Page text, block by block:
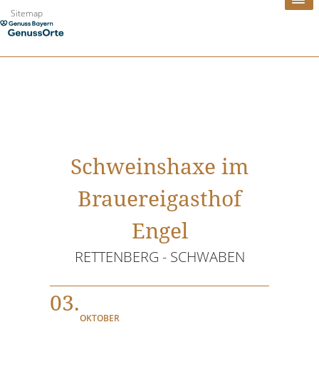
Zum
Inhalt
Sitemap
Schweinshaxe im
Brauereigasthof
Engel
RETTENBERG - SCHWABEN
03.
OKTOBER